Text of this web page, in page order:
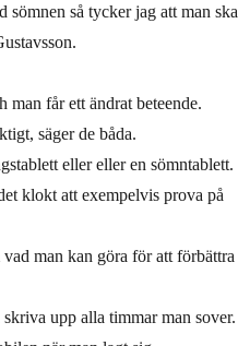
så tycker jag att man ska
får ett ändrat beteende.
säger de båda.
eller eller en sömntablett.
klokt att exempelvis prova på
man kan göra för att förbättra
upp alla timmar man sover.